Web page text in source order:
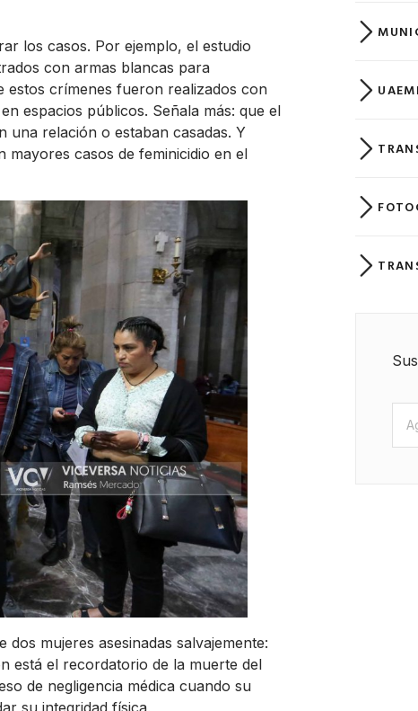
los casos. Por ejemplo, el estudio
con armas blancas para
estos crímenes fueron realizados con
espacios públicos. Señala más: que el
una relación o estaban casadas. Y
casos de feminicidio en el
mujeres asesinadas salvajemente:
está el recordatorio de la muerte del
de negligencia médica cuando su